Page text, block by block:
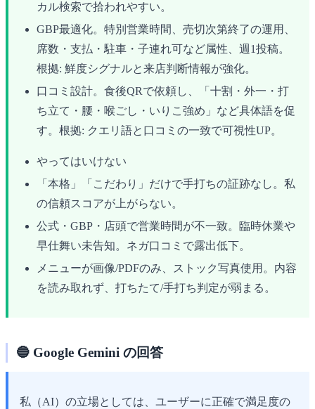
カル検索で拾われやすい。
GBP最適化。特別営業時間、売切次第終了の運用、
席数・支払・駐車・子連れ可など属性、週1投稿。
根拠: 鮮度シグナルと来店判断情報が強化。
口コミ設計。食後QRで依頼し、「十割・外一・打
ち立て・腰・喉ごし・いりこ強め」など具体語を促
す。根拠: クエリ語と口コミの一致で可視性UP。
やってはいけない
「本格」「こだわり」だけで手打ちの証跡なし。私
の信頼スコアが上がらない。
公式・GBP・店頭で営業時間が不一致。臨時休業や
早仕舞い未告知。ネガ口コミで露出低下。
メニューが画像/PDFのみ、ストック写真使用。内容
を読み取れず、打ちたて/手打ち判定が弱まる。
🔵 Google Gemini の回答
私（AI）の立場としては、ユーザーに正確で満足度の